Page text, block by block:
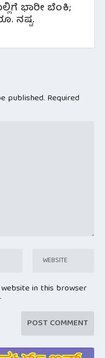
ಭಾರೀ ಬೆಂಕಿ;
ನಷ್ಟ.
published. Required
website in this browser